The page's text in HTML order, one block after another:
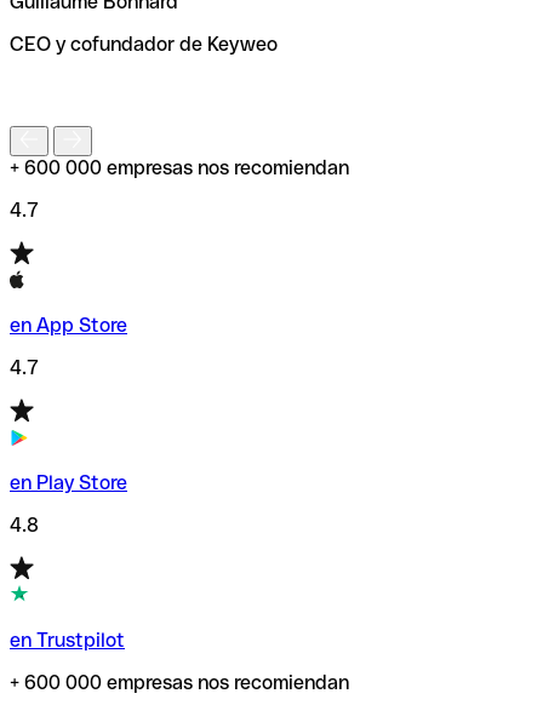
de enviar tu transferencia.
CEO y cofundador de Keyweo
+ 600 000 empresas nos recomiendan
4.7
en App Store
4.7
en Play Store
4.8
en Trustpilot
+ 600 000 empresas nos recomiendan